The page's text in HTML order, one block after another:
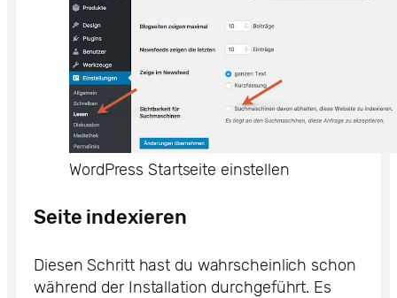
WordPress Startseite einstellen
Seite indexieren
Diesen Schritt hast du wahrscheinlich schon
während der Installation durchgeführt. Es